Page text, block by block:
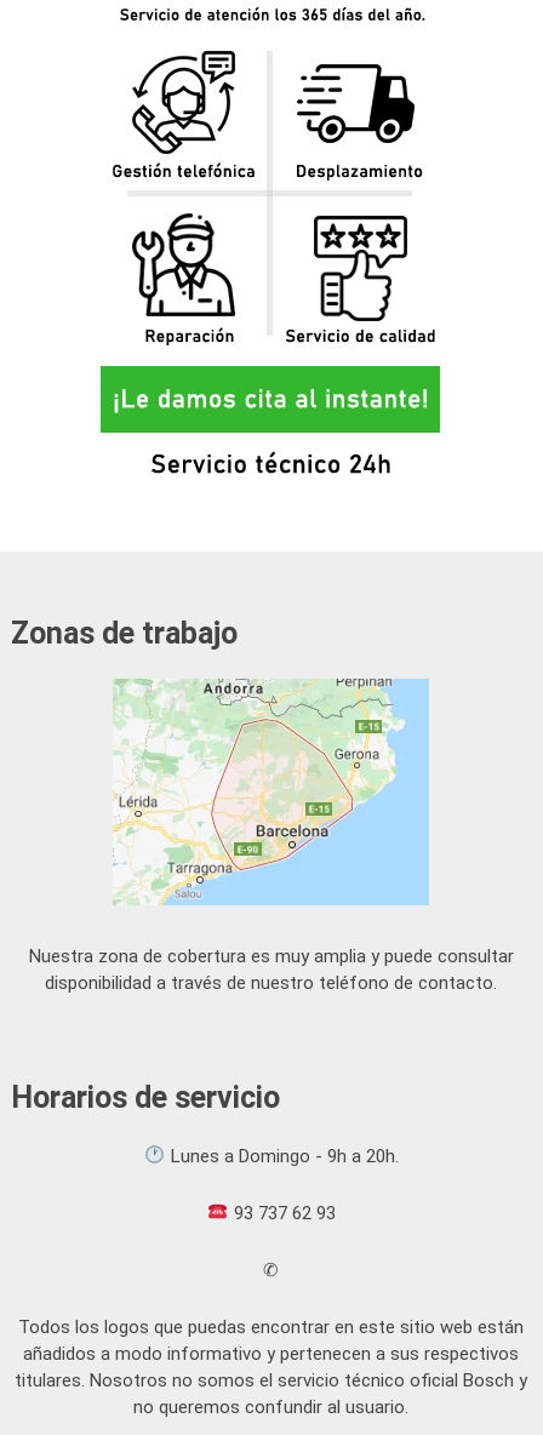
Zonas de trabajo
Nuestra zona de cobertura es muy amplia y puede consultar
disponibilidad a través de nuestro teléfono de contacto.
Horarios de servicio
Lunes a Domingo - 9h a 20h.
93 737 62 93
✆
Todos los logos que puedas encontrar en este sitio web están
añadidos a modo informativo y pertenecen a sus respectivos
titulares. Nosotros no somos el servicio técnico oficial Bosch y
no queremos confundir al usuario.